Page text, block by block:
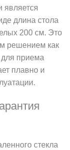
длина стола
200 см. Это
решением как
для приема
плавно и
стекла